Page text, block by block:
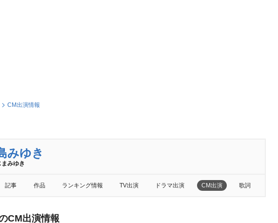
CM出演情報
みゆき
みゆき
記事 作品 ランキング情報 TV出演 ドラマ出演 CM出演 歌詞
CM出演情報